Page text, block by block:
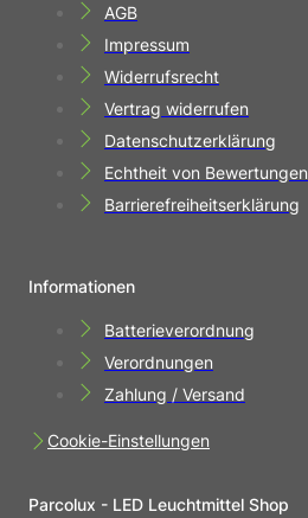
AGB
Impressum
Widerrufsrecht
Vertrag widerrufen
Datenschutzerklärung
Echtheit von Bewertungen
Barrierefreiheitserklärung
Informationen
Batterieverordnung
Verordnungen
Zahlung / Versand
Cookie-Einstellungen
Parcolux - LED Leuchtmittel Shop